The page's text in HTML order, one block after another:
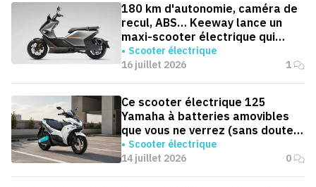
180 km d'autonomie, caméra de
recul, ABS… Keeway lance un
maxi-scooter électrique qui
défie le BMW CE 04
Scooter électrique
16 juillet 2026
1
Ce scooter électrique 125
Yamaha à batteries amovibles
que vous ne verrez (sans doute)
jamais en Europe
Scooter électrique
14 juillet 2026
0